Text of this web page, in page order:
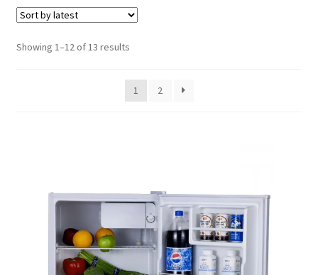
Кошничка
Мој профил
Рекламации и замена на производ
Showing 1–12 of 13 resultsSorted
latest
1
2